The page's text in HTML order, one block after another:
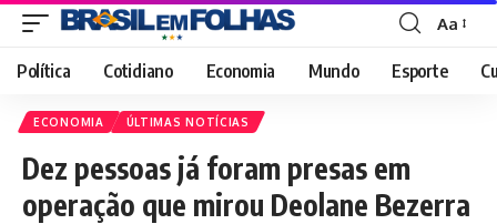
Font
Resizer
Aa
Política Cotidiano Economia Mundo Esporte
ECONOMIA ÚLTIMAS NOTÍCIAS
Dez pessoas já foram presas em
operação que mirou Deolane Bezerra